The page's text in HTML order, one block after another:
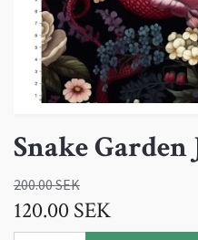
Snake
200.00 SEK
120.00 SEK